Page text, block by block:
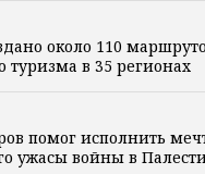
около 110
туризма в 35 регионах
помог исполнить
ужасы войны в